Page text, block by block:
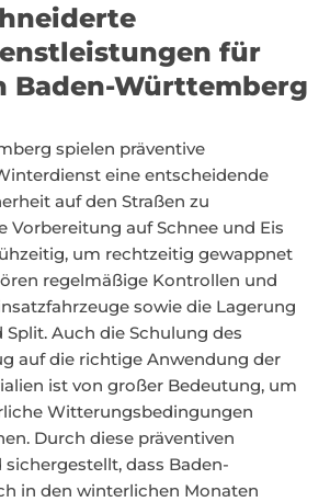
für
Baden-Württemberg
spielen präventive
eine entscheidende
auf den Straßen zu
Vorbereitung auf Schnee und Eis
um rechtzeitig gewappnet
regelmäßige Kontrollen und
sowie die Lagerung
Split. Auch die Schulung des
auf die richtige Anwendung der
ist von großer Bedeutung, um
Witterungsbedingungen
Durch diese präventiven
dass Baden-
in den winterlichen Monaten